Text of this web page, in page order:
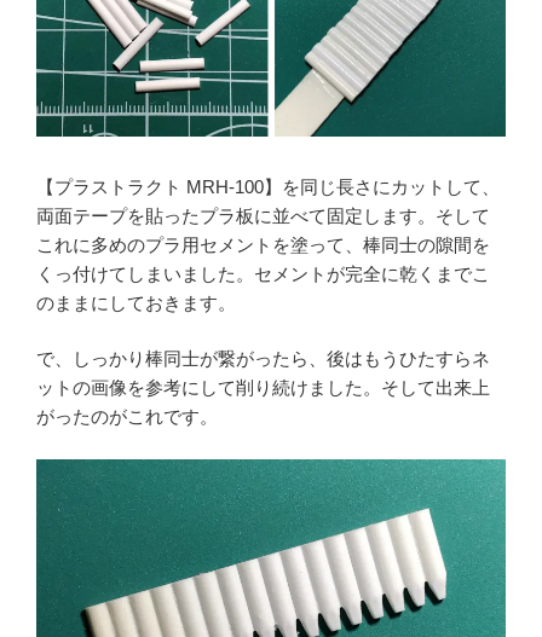
【プラストラクト MRH-100】を同じ長さにカットして、
両面テープを貼ったプラ板に並べて固定します。そして
これに多めのプラ用セメントを塗って、棒同士の隙間を
くっ付けてしまいました。セメントが完全に乾くまでこ
のままにしておきます。
で、しっかり棒同士が繋がったら、後はもうひたすらネ
ットの画像を参考にして削り続けました。そして出来上
がったのがこれです。